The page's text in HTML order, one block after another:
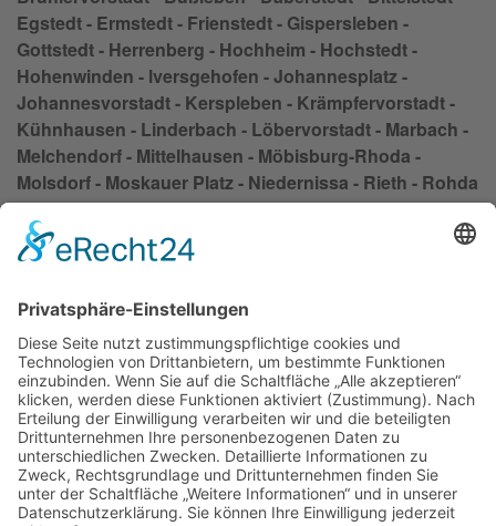
Egstedt - Ermstedt - Frienstedt - Gispersleben -
Gottstedt - Herrenberg - Hochheim - Hochstedt -
Hohenwinden - lversgehofen - Johannesplatz -
Johannesvorstadt - Kerspleben - Krämpfervorstadt -
Kühnhausen - Linderbach - Löbervorstadt - Marbach -
Melchendorf - Mittelhausen - Möbisburg-Rhoda -
Molsdorf - Moskauer Platz - Niedernissa - Rieth - Rohda
(Haarberg) - Roter Berg - Salomonsborn - Schaderode -
Schmira - Schwerborn - Stotternheim - Sulzer Siedlung
- Tiefthal - Töttelstädt - Töttleben - Urbich - Vieselbach -
Windischholzhausen
Impressum
Datenschutzerklärung
AGB